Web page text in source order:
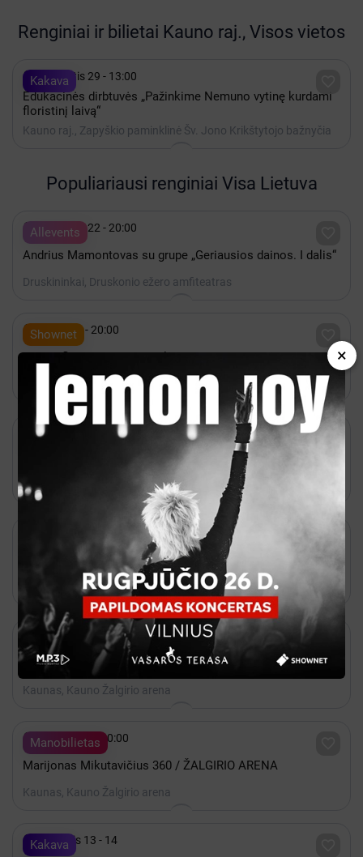
Renginiai ir bilietai Kauno raj., Visos vietos
Kakava
 Rugpjūtis 29 - 13:00
Edukacinės dirbtuvės „Pažinkime Nemuno vytinę kurdami
floristinį laivą“
Kauno raj., Zapyškio paminklinė Šv. Jono Krikštytojo bažnyčia
Populiariausi renginiai Visa Lietuva
Allevents
 Rugpjūtis 22 - 20:00
Andrius Mamontovas su grupe „Geriausios dainos. I dalis“
Druskininkai, Druskonio ežero amfiteatras
Shownet
 Spalis 15 - 20:00
Camouflage Live 2026 | Vilnius
Vilnius, Kablys + Kultūra
Kakava 
Spalis 17 - 18:00
PVŠ ROAST OF ARŪNAS VALINSKAS
Kaunas, Kauno Žalgirio arena

2027 Kovas 12 - 20:00
Vilnius, Arena Vilnius
Bilietai
Lapkritis 30 - 20:00
Pitbull - I'm Back!
Kaunas, Kauno Žalgirio arena
Manobilietas
 Gruodis 19 - 20:00
Marijonas Mikutavičius 360 / ŽALGIRIO ARENA
Kaunas, Kauno Žalgirio arena
Kakava
 Lapkritis 13 - 14
×